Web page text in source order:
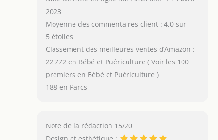
2023
Moyenne des commentaires client : 4,0 sur
5 étoiles
Classement des meilleures ventes d’Amazon :
22 772 en Bébé et Puériculture ( Voir les 100
premiers en Bébé et Puériculture )
188 en Parcs
Note de la rédaction 15/20